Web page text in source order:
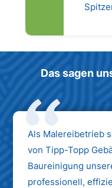
Das sagen
Als Malereibetrieb
von Tipp-Topp
Baureinigung
professionell,